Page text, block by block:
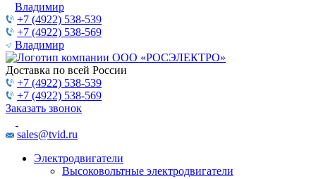
Владимир
+7 (4922) 538-539
+7 (4922) 538-569
Владимир
Доставка по всей России
+7 (4922) 538-539
+7 (4922) 538-569
Заказать звонок
sales@tvid.ru
Электродвигатели
Высоковольтные электродвигатели